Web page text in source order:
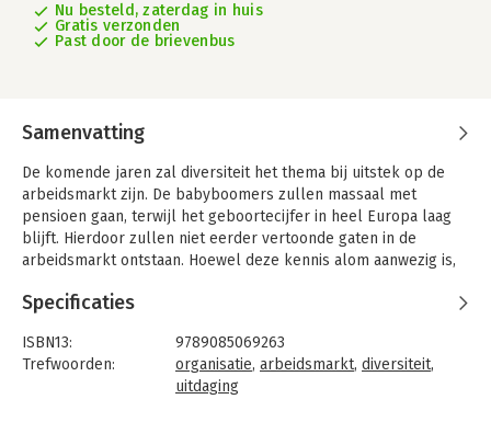
Nu besteld, zaterdag in huis
Gratis verzonden
Past door de brievenbus
Samenvatting
De komende jaren zal diversiteit het thema bij uitstek op de
arbeidsmarkt zijn. De babyboomers zullen massaal met
pensioen gaan, terwijl het geboortecijfer in heel Europa laag
blijft. Hierdoor zullen niet eerder vertoonde gaten in de
arbeidsmarkt ontstaan. Hoewel deze kennis alom aanwezig is,
in de maatschappij.
'Diversiteit als uitdaging' laat met name zien wat diversiteit kan
toevoegen aan de dagelijkse praktijk in het bedrijfsleven en
het publieke domein. We moeten verder kijken dan geslacht,
Specificaties
ISBN13:
9789085069263
Trefwoorden:
organisatie, arbeidsmarkt, diversiteit,
uitdaging